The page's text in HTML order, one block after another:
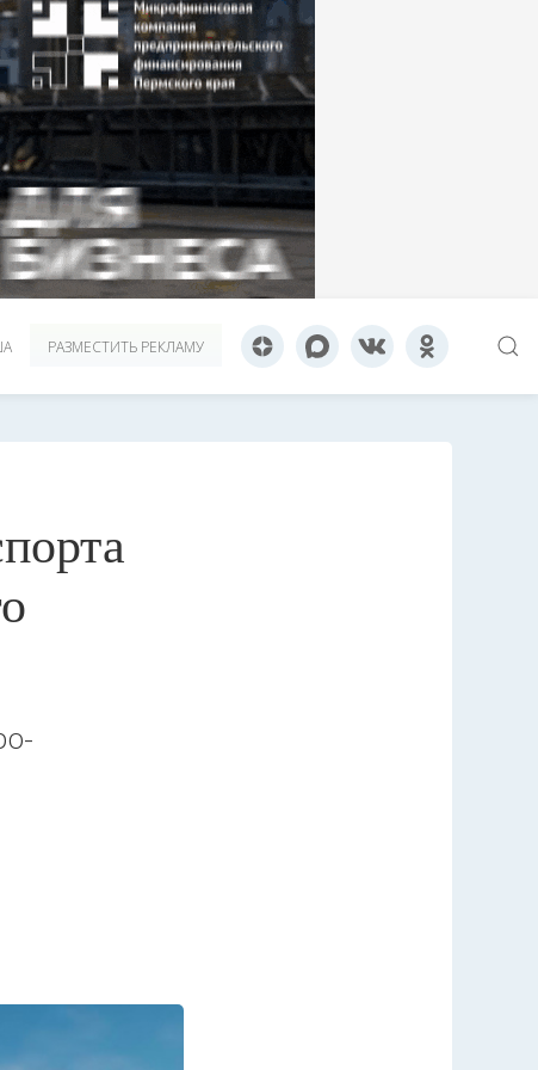
РАЗМЕСТИТЬ РЕКЛАМУ